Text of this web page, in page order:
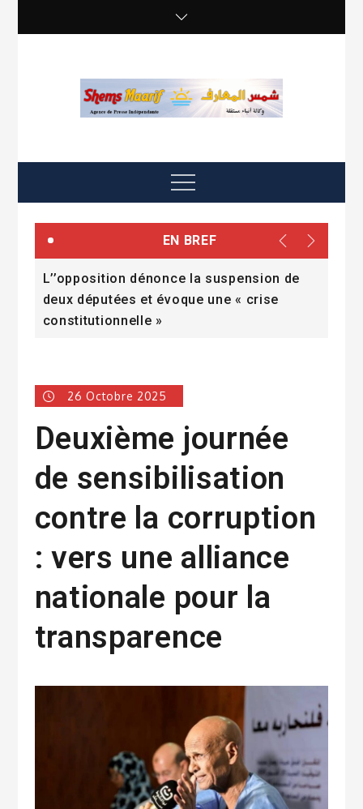
Menu
EN BREF
L’’opposition dénonce la suspension de
deux députées et évoque une « crise
constitutionnelle »
26 Octobre 2025
Deuxième journée
de sensibilisation
contre la corruption
: vers une alliance
nationale pour la
transparence